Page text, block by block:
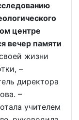
центре
вечер памяти
жизни
–
директора
–
учителем